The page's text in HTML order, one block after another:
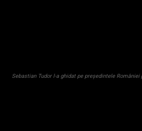
Sebastian Tudor l-a ghidat pe președintele